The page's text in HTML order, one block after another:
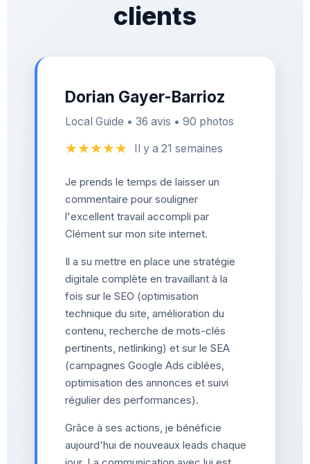
clients
Dorian Gayer-Barrioz
Local Guide • 36 avis • 90 photos
★★★★★ Il y a 21 semaines
Je prends le temps de laisser un
commentaire pour souligner
l'excellent travail accompli par
Clément sur mon site internet.
Il a su mettre en place une stratégie
digitale complète en travaillant à la
fois sur le SEO (optimisation
technique du site, amélioration du
contenu, recherche de mots-clés
pertinents, netlinking) et sur le SEA
(campagnes Google Ads ciblées,
optimisation des annonces et suivi
régulier des performances).
Grâce à ses actions, je bénéficie
aujourd'hui de nouveaux leads chaque